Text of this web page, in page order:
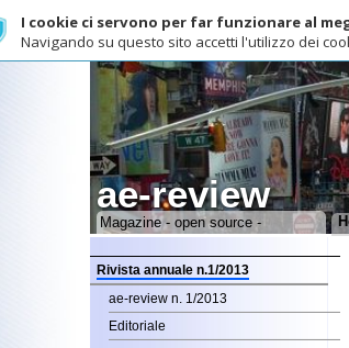
I cookie ci servono per far funzionare al meglio
Navigando su questo sito accetti l'utilizzo dei cookie da
ae-review
Magazine - open source - Home
ae-review n. 1/2013
Editoriale
Lo stato dell'arte
Nel
di
La